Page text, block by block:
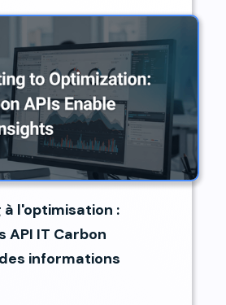
à l'optimisation :
API IT Carbon
informations